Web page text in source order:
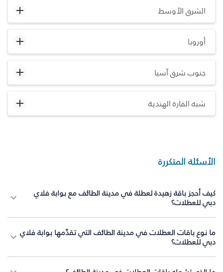
الشرق الأوسط
أوروبا
جنوب شرق آسيا
شبه القارة الهندية
الأسئلة المتكررة
كيف أحجز باقة زهيدة لعطلة في مدينة الطائف مع بوابة فلاي
دبي للعطلات؟
ما نوع باقات العطلات في مدينة الطائف التي تقدّمها بوابة فلاي
دبي للعطلات؟